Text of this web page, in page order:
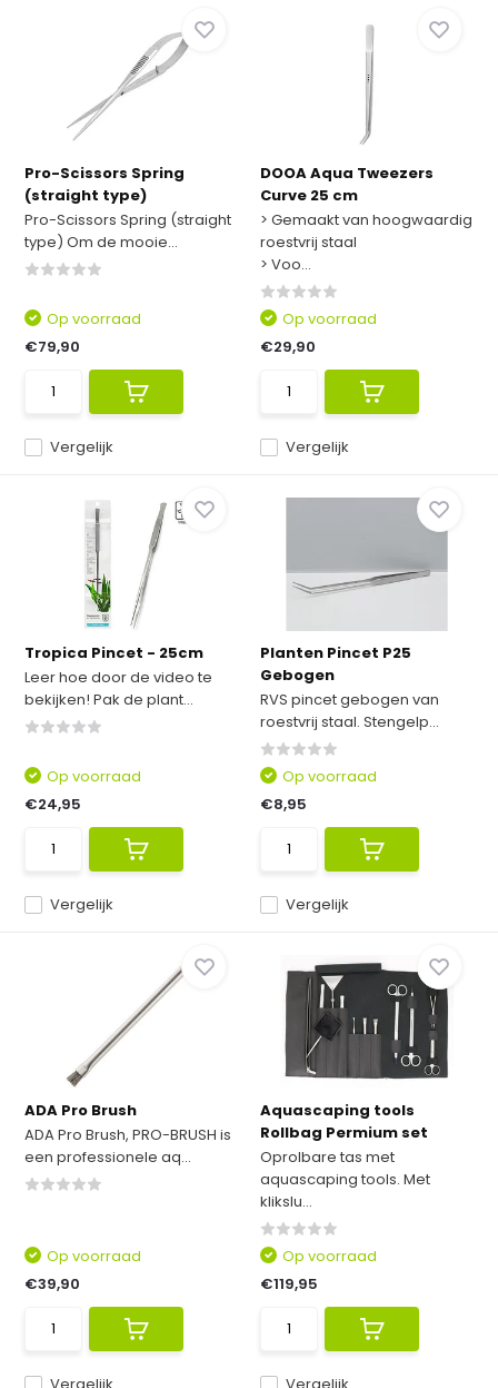
Pro-Scissors Spring
(straight type)
Pro-Scissors Spring (straight
type) Om de mooie...
Vergelijk
Op voorraad
€79,90
DOOA Aqua Tweezers
Curve 25 cm
> Gemaakt van hoogwaardig
roestvrij staal
> Voo...
Vergelijk
Op voorraad
€29,90
Tropica Pincet - 25cm
Leer hoe door de video te
bekijken! Pak de plant...
Vergelijk
Op voorraad
€24,95
Planten Pincet P25
Gebogen
RVS pincet gebogen van
roestvrij staal. Stengelp...
Vergelijk
Op voorraad
€8,95
ADA Pro Brush
ADA Pro Brush, PRO-BRUSH is
een professionele aq...
Op voorraad
€39,90
Aquascaping tools
Rollbag Permium set
Oprolbare tas met
aquascaping tools. Met
klikslu...
Op voorraad
€119,95